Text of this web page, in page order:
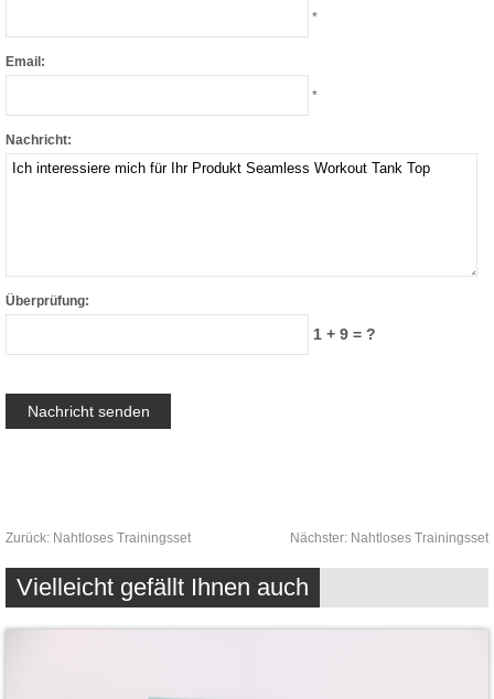
*
Email:
*
Nachricht:
Überprüfung:
1 + 9 = ?
Zurück: Nahtloses Trainingsset Nächster: Nahtloses Trainingsset
Vielleicht gefällt Ihnen auch